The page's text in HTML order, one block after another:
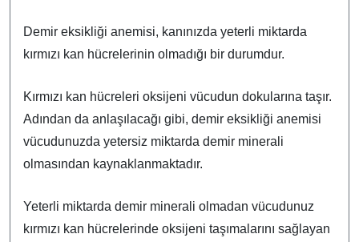
Demir eksikliği anemisi, kanınızda yeterli miktarda
kırmızı kan hücrelerinin olmadığı bir durumdur.
Kırmızı kan hücreleri oksijeni vücudun dokularına taşır.
Adından da anlaşılacağı gibi, demir eksikliği anemisi
vücudunuzda yetersiz miktarda demir minerali
olmasından kaynaklanmaktadır.
Yeterli miktarda demir minerali olmadan vücudunuz
kırmızı kan hücrelerinde oksijeni taşımalarını sağlayan